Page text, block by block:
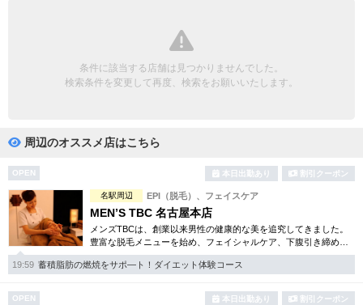
団体様歓迎
ペアルームあり
フットバスあり 岩盤浴あり
専用駐車場あり 有資格者在籍
日本人スタッフのみ 女性スタッフのみ
スタッフ指名可 Ｗセラピスト
駅から徒歩5分以内
条件に該当する店舗は見つかりませんでした。
検索条件を変更して再度、検索をお願いいたします。
周辺のオススメ店はこちら
OPEN 本日出勤あり 割引クーポン
名駅周辺 EPI（脱毛）、フェイスケア
MEN’S TBC 名古屋本店
メンズTBCは、創業以来男性の健康的な美を追究してきました。
豊富な脱毛メニューを始め、フェイシャルケア、下腹引き締め
等、各種お得な体験コースを取り揃えています。選べる種類の多
さで初めての方も安心です。
19:59 蓄積脂肪の燃焼をサポ―ト！ダイエット体験コース
OPEN 本日出勤あり 割引クーポン